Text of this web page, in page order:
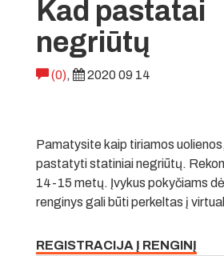
Kad pastatai
negriūtų
(0), 2020 09 14
Pamatysite kaip tiriamos
pastatyti statiniai negriūtų.
14-15 metų. Įvykus pokyčiams
renginys gali būti perkeltas į
REGISTRACIJA Į RENGINĮ